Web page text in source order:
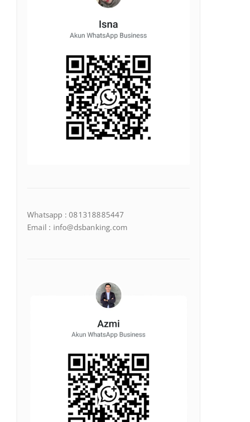
Whatsapp : 081318885447
Email : info@dsbanking.com